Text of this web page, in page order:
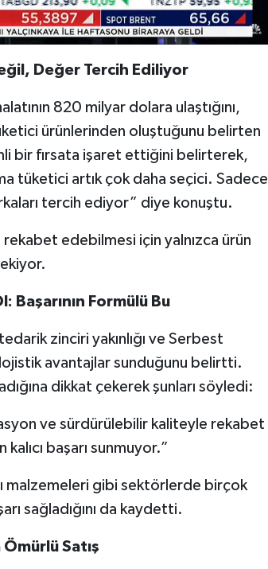
Değer Tercih Ediliyor
820 milyar dolara ulaştığını,
ürünlerinden oluştuğunu belirten
bir fırsata işaret ettiğini belirterek,
tüketici artık çok daha seçici. Sadece
tercih ediyor” diye konuştu.
rekabet edebilmesi için yalnızca ürün
Başarının Formülü Bu
zinciri yakınlığı ve Serbest
avantajlar sunduğunu belirtti.
dikkat çekerek şunları söyledi:
ve sürdürülebilir kaliteyle rekabet
başarı sunmuyor.”
malzemeleri gibi sektörlerde birçok
sağladığını da kaydetti.
Ömürlü Satış